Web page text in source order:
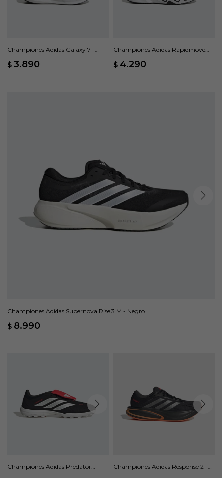
Championes Adidas Galaxy 7 -
$ 3.890
Championes Adidas Rapidmove
$ 4.290
Championes Adidas Supernova Rise 3 M - Negro
$ 8.990
Championes Adidas Predator
Championes Adidas Response 2 -